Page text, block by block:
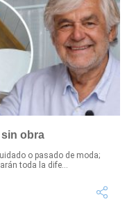
obra
o pasado de moda;
toda la dife...